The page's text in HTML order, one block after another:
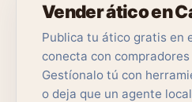
Vender ático en
Publica tu ático gratis en
conecta con
Gestíonalo tú con
o deja que un agente